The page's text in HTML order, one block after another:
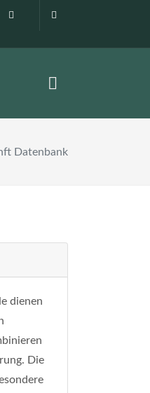
0160 99873408
Datenbank
dienen
Die